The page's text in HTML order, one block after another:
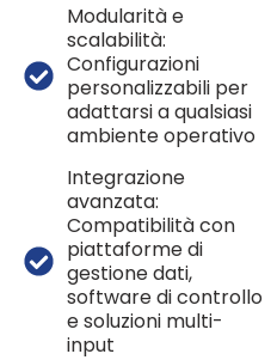
Modularità e
scalabilità:
Configurazioni
personalizzabili per
adattarsi a qualsiasi
ambiente operativo
Integrazione
avanzata:
Compatibilità con
piattaforme di
gestione dati,
software di controllo
e soluzioni multi-
input